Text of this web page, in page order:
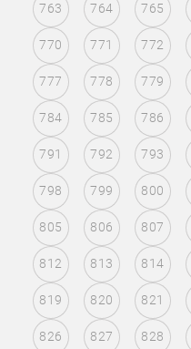
763 764 765
770 771 772
777 778 779
784 785 786
791 792 793
798 799 800
805 806 807
812 813 814
819 820 821
826 827 828